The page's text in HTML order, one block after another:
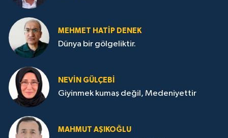
MEHMET HATİP DENEK
Dünya bir gölgeliktir.
NEVİN GÜLÇEBİ
Giyinmek kumaş değil, Medeniyettir
MAHMUT AŞIKOĞLU